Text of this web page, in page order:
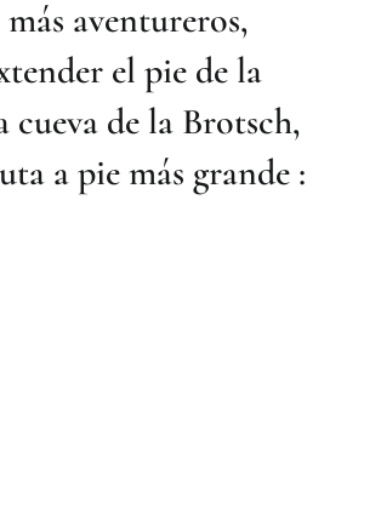
aventureros,
el pie de la
cueva de la Brotsch,
a pie más grande :